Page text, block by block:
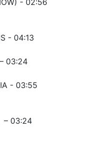
- 04:13
03:24
- 03:55
– 03:24